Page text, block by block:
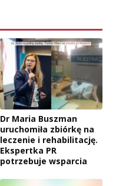
Dr Maria Buszman
uruchomiła zbiórkę na
leczenie i rehabilitację.
Ekspertka PR
potrzebuje wsparcia